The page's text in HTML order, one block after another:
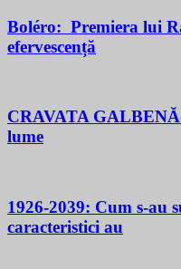
Boléro: Premiera lui
efervescență
CRAVATA
lume
1926-2039: Cum s-au
caracteristici au